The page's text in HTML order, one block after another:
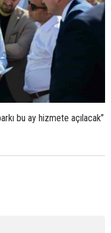
bu ay hizmete açılacak”